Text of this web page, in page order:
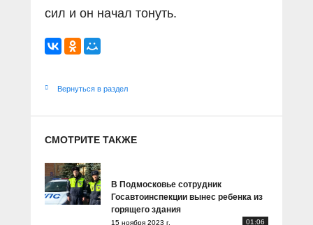
сил и он начал тонуть.
Вернуться в раздел
СМОТРИТЕ ТАКЖЕ
В Подмосковье сотрудник
Госавтоинспекции вынес ребенка из
горящего здания
15 ноября 2023 г. 01:06